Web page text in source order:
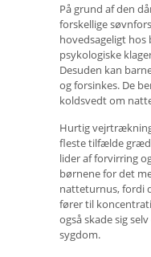
På grund af den
forskellige
hovedsageligt
psykologiske
Desuden kan
og forsinkes. De
koldsvedt om
Hurtig
fleste tilfælde
lider af forvirring
børnene for det
natteturnus, fordi
fører til
også skade sig
sygdom.